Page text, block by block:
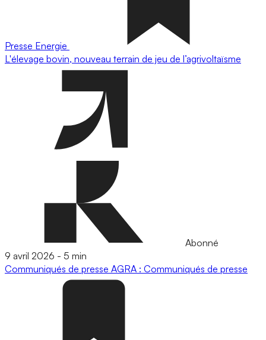
Presse Energie
L'élevage bovin, nouveau terrain de jeu de l’agrivoltaïsme
Abonné
9 avril 2026 - 5 min
Communiqués de presse AGRA : Communiqués de presse